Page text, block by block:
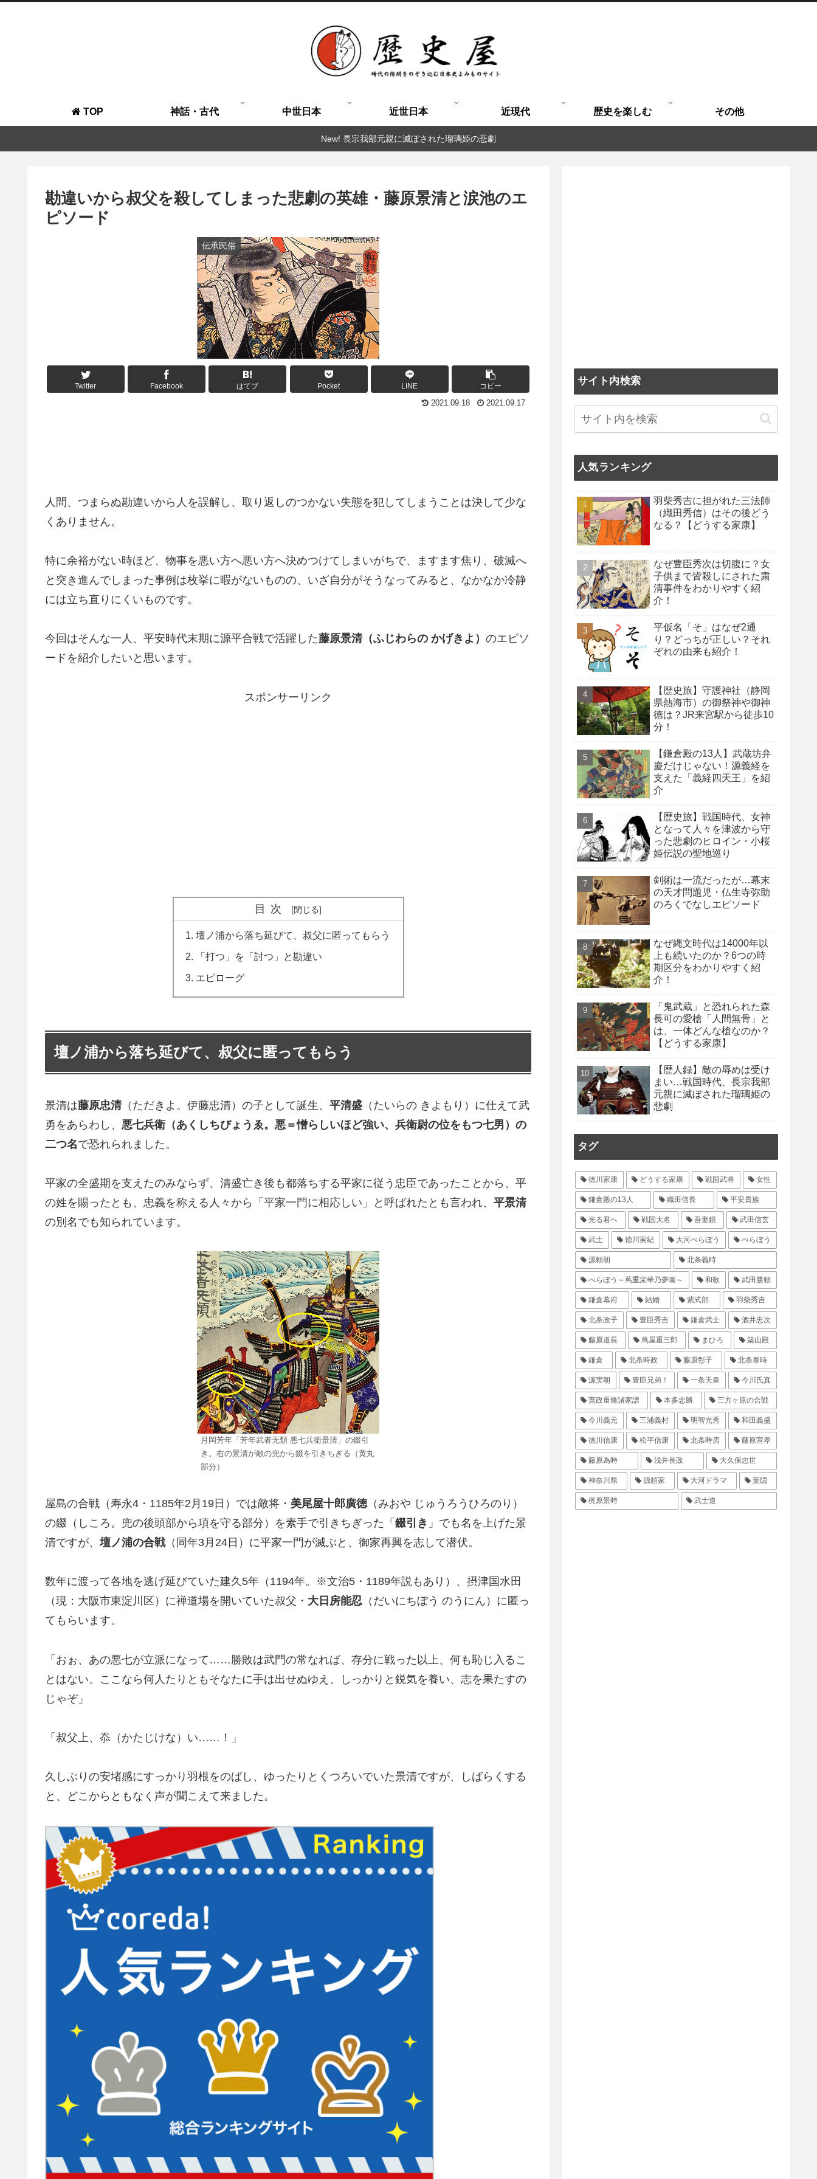
TOP 神話・古代 中世日本 近世日本 近現代 歴史を楽しむ その他
New! 長宗我部元親に滅ぼされた瑠璃姫の悲劇
勘違いから叔父を殺してしまった悲劇の英雄・藤原景清と涙池のエ
ピソード
伝承民俗
Twitter Facebook はてブ Pocket LINE コピー
2021.09.18 2021.09.17
人間、つまらぬ勘違いから人を誤解し、取り返しのつかない失態を犯してしまうことは決して少な
くありません。
特に余裕がない時ほど、物事を悪い方へ悪い方へ決めつけてしまいがちで、ますます焦り、破滅へ
と突き進んでしまった事例は枚挙に暇がないものの、いざ自分がそうなってみると、なかなか冷静
には立ち直りにくいものです。
今回はそんな一人、平安時代末期に源平合戦で活躍した藤原景清（ふじわらの かげきよ） のエピソ
ードを紹介したいと思います。
スポンサーリンク
目次
壇ノ浦から落ち延びて、叔父に匿ってもらう
「打つ」を「討つ」と勘違い
エピローグ
壇ノ浦から落ち延びて、叔父に匿ってもらう
景清は藤原忠清（ただきよ。伊藤忠清）の子として誕生、 平清盛 （たいらの きよもり）に仕えて武
勇をあらわし、 悪七兵衛（あくしちびょうゑ。悪＝憎らしいほど強い、兵衛尉の位をもつ七男）の
二つ名で恐れられました。
平家の全盛期を支えたのみならず、清盛亡き後も都落ちする平家に従う忠臣であったことから、平
の姓を賜ったとも、忠義を称える人々から「平家一門に相応しい」と呼ばれたとも言われ、 平景清
の別名でも知られています。
月岡芳年「芳年武者无類 悪七兵衛景清」の錣引
き。右の景清が敵の兜から錣を引きちぎる（黄丸
部分）
屋島の合戦（寿永4・1185年2月19日）では敵将・ 美尾屋十郎廣徳（みおや じゅうろうひろのり）
の錣（しころ。兜の後頭部から項を守る部分）を素手で引きちぎった「 錣引き 」でも名を上げた景
清ですが、壇ノ浦の合戦（同年3月24日）に平家一門が滅ぶと、御家再興を志して潜伏。
数年に渡って各地を逃げ延びていた建久5年（1194年。※文治5・1189年説もあり）、摂津国水田
（現：大阪市東淀川区）に禅道場を開いていた叔父・ 大日房能忍 （だいにちぼう のうにん）に匿っ
てもらいます。
「おぉ、あの悪七が立派になって……勝敗は武門の常なれば、存分に戦った以上、何も恥じ入るこ
とはない。ここなら何人たりともそなたに手は出せぬゆえ、しっかりと鋭気を養い、志を果たすの
じゃぞ」
「叔父上、忝（かたじけな）い……！」
久しぶりの安堵感にすっかり羽根をのばし、ゆったりとくつろいでいた景清ですが、しばらくする
と、どこからともなく声が聞こえて来ました。
サイト内検索
人気ランキング
羽柴秀吉に担がれた三法師
（織田秀信）はその後どう
なる？【どうする家康】
なぜ豊臣秀次は切腹に？女
子供まで皆殺しにされた粛
清事件をわかりやすく紹
介！
平仮名「そ」はなぜ2通
り？どっちが正しい？それ
ぞれの由来も紹介！
【歴史旅】守護神社（静岡
県熱海市）の御祭神や御神
徳は？JR来宮駅から徒歩10
分！
【鎌倉殿の13人】武蔵坊弁
慶だけじゃない！源義経を
支えた「義経四天王」を紹
介
【歴史旅】戦国時代、女神
となって人々を津波から守
った悲劇のヒロイン・小桜
姫伝説の聖地巡り
剣術は一流だったが…幕末
の天才問題児・仏生寺弥助
のろくでなしエピソード
なぜ縄文時代は14000年以
上も続いたのか？6つの時
期区分をわかりやすく紹
介！
「鬼武蔵」と恐れられた森
長可の愛槍「人間無骨」と
は、一体どんな槍なのか？
【どうする家康】
【歴人録】敵の辱めは受け
まい…戦国時代、長宗我部
元親に滅ぼされた瑠璃姫の
悲劇
タグ
徳川家康 どうする家康 戦国武将 女性
鎌倉殿の13人 織田信長 平安貴族
光る君へ 戦国大名 吾妻鏡 武田信玄
武士 徳川実紀 大河べらぼう べらぼう
源頼朝 北条義時
べらぼう～蔦重栄華乃夢噺～ 和歌 武田勝頼
鎌倉幕府 結婚 紫式部 羽柴秀吉
北条政子 豊臣秀吉 鎌倉武士 酒井忠次
藤原道長 蔦屋重三郎 まひろ 築山殿
鎌倉 北条時政 藤原彰子 北条泰時
源実朝 豊臣兄弟！ 一条天皇 今川氏真
寛政重脩諸家譜 本多忠勝 三方ヶ原の合戦
今川義元 三浦義村 明智光秀 和田義盛
徳川信康 松平信康 北条時房 藤原宣孝
藤原為時 浅井長政 大久保忠世
神奈川県 源頼家 大河ドラマ 葉隠
梶原景時 武士道